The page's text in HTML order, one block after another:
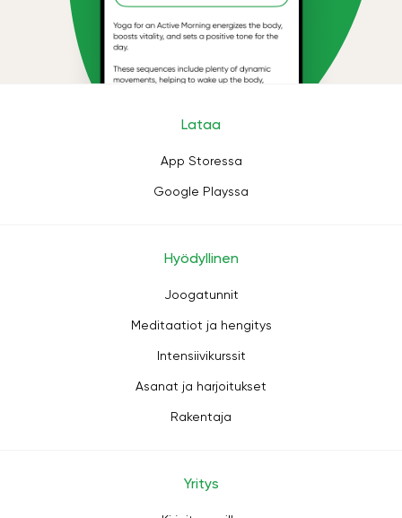
Lataa
App Storessa
Google Playssa
Hyödyllinen
Joogatunnit
Meditaatiot ja hengitys
Intensiivikurssit
Asanat ja harjoitukset
Rakentaja
Yritys